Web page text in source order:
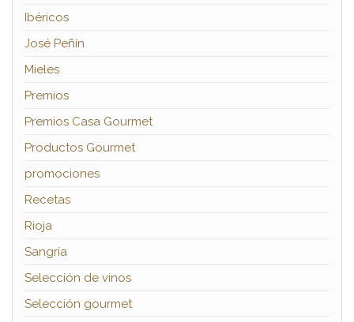
Ibéricos
José Peñín
Mieles
Premios
Premios Casa Gourmet
Productos Gourmet
promociones
Recetas
Rioja
Sangría
Selección de vinos
Selección gourmet